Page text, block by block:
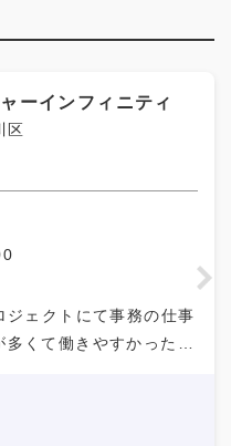
ーインフィニティ
区
ェクトにて事務の仕事
くて働きやすかったで
でした。報酬もこち